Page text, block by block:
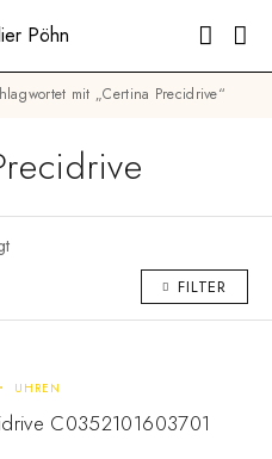
mit „Certina Precidrive“
FILTER
UHREN
C0352101603701